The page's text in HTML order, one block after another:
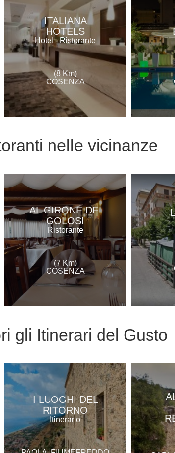
ITALIANA
HOTELS
Hotel - Ristorante
(8 Km)
COSENZA
nelle vicinanze
AL GIRONE DEI
GOLOSI
Ristorante
(7 Km)
COSENZA
gli Itinerari del Gusto
I LUOGHI DEL
RITORNO
Itinerario